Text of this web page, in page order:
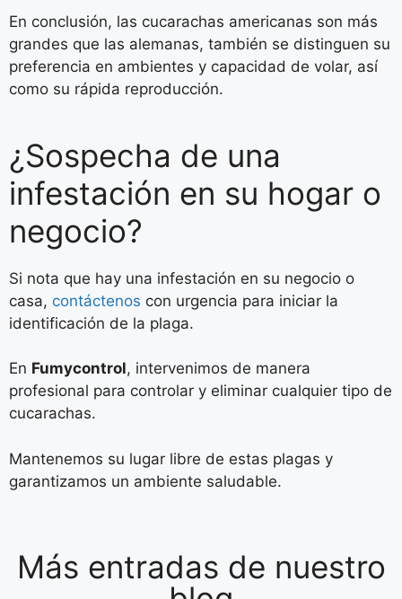
En conclusión, las cucarachas americanas son más
grandes que las alemanas, también se distinguen su
preferencia en ambientes y capacidad de volar, así
como su rápida reproducción.
¿Sospecha de una
infestación en su hogar o
negocio?
Si nota que hay una infestación en su negocio o
casa, contáctenos con urgencia para iniciar la
identificación de la plaga.
En Fumycontrol, intervenimos de manera
profesional para controlar y eliminar cualquier tipo de
cucarachas.
Mantenemos su lugar libre de estas plagas y
garantizamos un ambiente saludable.
Más entradas de nuestro